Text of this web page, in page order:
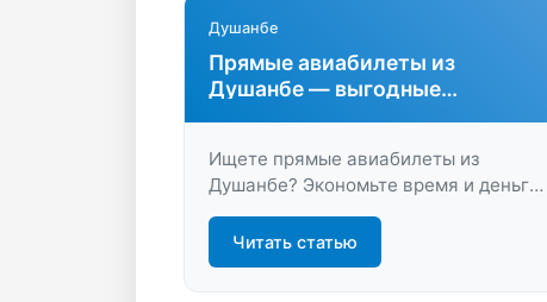
Душанбе
Прямые авиабилеты из
Душанбе — выгодные
Ищете прямые авиабилеты из
Душанбе? Экономьте время и деньги
— сравните цены и найдите лучшие
варианты для вашего путешествия на
удобном сервисе поиска.
Читать статью